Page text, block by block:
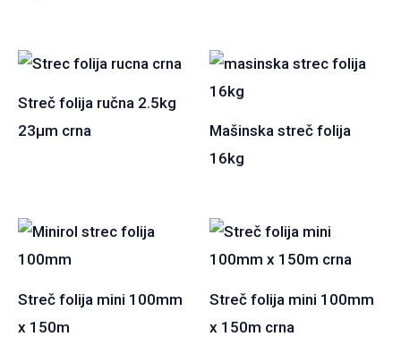
Streč folija ručna 2.5kg
23µm crna
Mašinska streč folija
16kg
Streč folija mini 100mm
x 150m
Streč folija mini 100mm
x 150m crna